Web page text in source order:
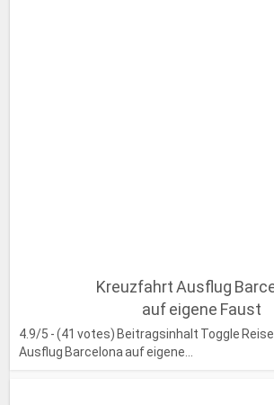
Kreuzfahrt Ausflug
auf eigene Faust
4.9/5 - (41 votes) Beitragsinhalt Toggle
Ausflug Barcelona auf eigene...